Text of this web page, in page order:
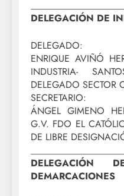
DELEGACIÓN DE
DELEGADO:
ENRIQUE AVIÑÓ
INDUSTRIA-
DELEGADO SECTOR
SECRETARIO:
ÁNGEL GIMENO
G.V. FDO EL
DE LIBRE
DELEGACIÓN
DEMARCACIONES